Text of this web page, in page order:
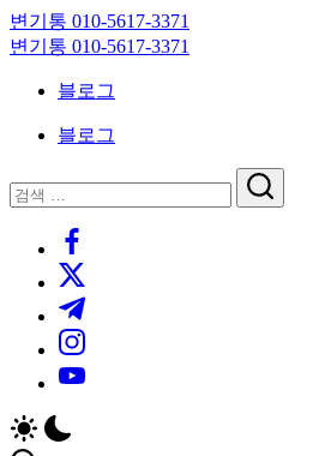
Skip
to
content
변기통 010-5617-3371
변
대
기
변기통 010-5617-3371
크
대
기
블로그
블로그
닫
기
검
검
https://www.facebook.com/
https://twitter.com/
https://t.me/
https://www.instagram.com/
https://youtube.com/